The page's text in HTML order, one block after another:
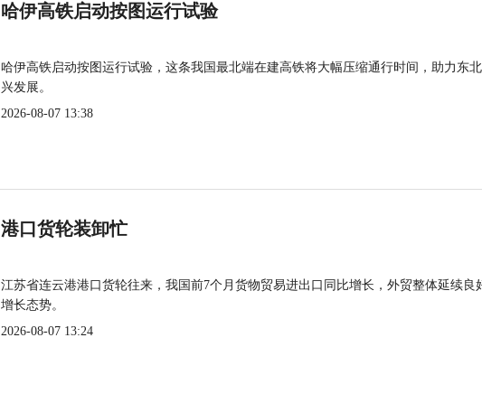
哈伊高铁启动按图运行试验
哈伊高铁启动按图运行试验，这条我国最北端在建高铁将大幅压缩通行时间，助力东
兴发展。
2026-08-07 13:38
港口货轮装卸忙
江苏省连云港港口货轮往来，我国前7个月货物贸易进出口同比增长，外贸整体延续良
增长态势。
2026-08-07 13:24